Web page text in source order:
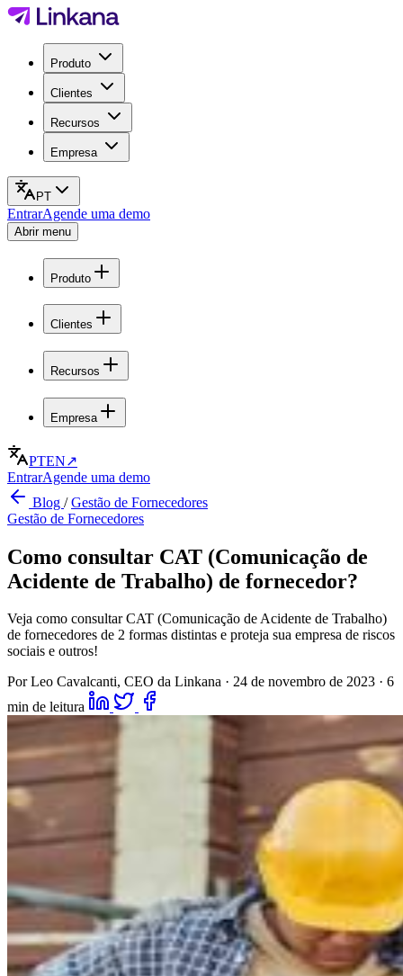
Produto
Clientes
Recursos
Empresa
PT
EntrarAgende uma demo
Abrir menu
Produto
Clientes
Recursos
Empresa
PTEN↗
EntrarAgende uma demo
Blog /Gestão de Fornecedores
Gestão de Fornecedores
Como consultar CAT (Comunicação de
Acidente de Trabalho) de fornecedor?
Veja como consultar CAT (Comunicação de Acidente de Trabalho)
de fornecedores de 2 formas distintas e proteja sua empresa de riscos
sociais e outros!
Por Leo Cavalcanti, CEO da Linkana · 24 de novembro de 2023 · 6
min de leitura